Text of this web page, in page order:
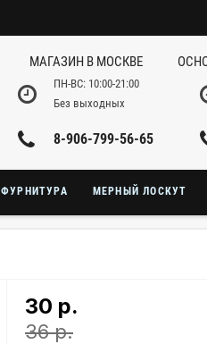
МАГАЗИН В МОСКВЕ
ПН-ВС: 10:00-21:00
Без выходных
8-906-799-56-65
ФУРНИТУРА МЕРНЫЙ ЛОСКУТ
30 р.
36 р.